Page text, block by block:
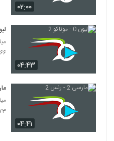
۰۲:۰۰
۰۴:۴۳
لیون
۱۶۶
۰۴:۴۱
۱۷۳